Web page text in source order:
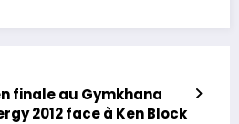
finale au Gymkhana
2012 face à Ken Block